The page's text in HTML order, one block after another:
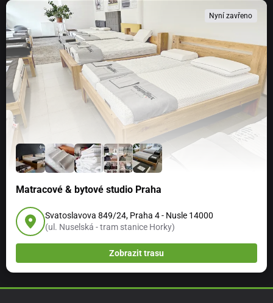
Nyní zavřeno
Matracové & bytové studio Praha
Svatoslavova 849/24, Praha 4 - Nusle 14000
(ul. Nuselská - tram stanice Horky)
Zobrazit trasu